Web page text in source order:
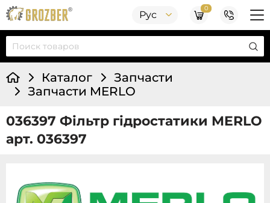
Рус
0
Каталог
Запчасти
Запчасти MERLO
036397 Фільтр гідростатики MERLO
арт. 036397